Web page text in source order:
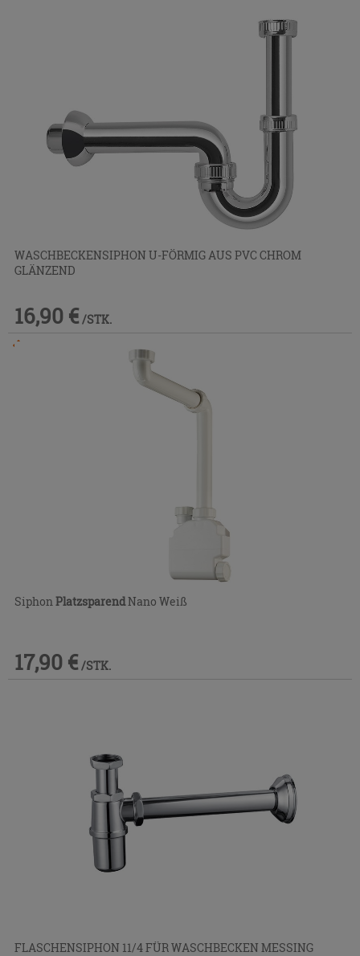
WASCHBECKENSIPHON U-FÖRMIG AUS PVC CHROM
GLÄNZEND
16,90 € /STK.
Im Geschäft oder über den Kundenservice bestellbar
SiphonPlatzsparendNano Weiß
17,90 € /STK.
FLASCHENSIPHON 11/4 FÜR WASCHBECKEN MESSING